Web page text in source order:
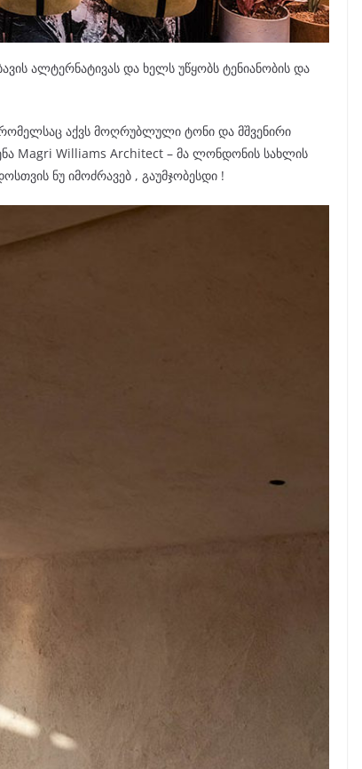
ალტერნატივას და ხელს უწყობს ტენიანობის და
აქვს მოღრუბლული ტონი და მშვენირი
Magri Williams Architect – მა ლონდონის სახლის
ნუ იმოძრავებ , გაუმჯობესდი !